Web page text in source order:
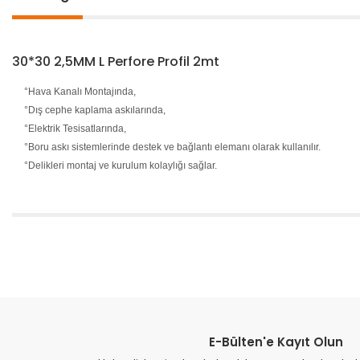
30*30 2,5MM L Perfore Profil 2mt
°Hava Kanalı Montajında,
°Dış cephe kaplama askılarında,
°Elektrik Tesisatlarında,
°Boru askı sistemlerinde destek ve bağlantı elemanı olarak kullanılır.
°Delikleri montaj ve kurulum kolaylığı sağlar.
E-Bülten'e Kayıt Olun